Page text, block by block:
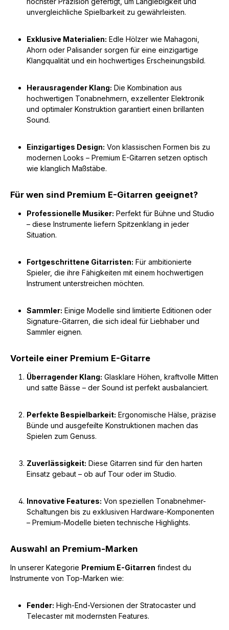
unvergleichliche Spielbarkeit zu gewährleisten.
Exklusive Materialien: Edle Hölzer wie Mahagoni,
Ahorn oder Palisander sorgen für eine einzigartige
Klangqualität und ein hochwertiges Erscheinungsbild.
Herausragender Klang: Die Kombination aus
hochwertigen Tonabnehmern, exzellenter Elektronik
und optimaler Konstruktion garantiert einen brillanten
Sound.
Einzigartiges Design: Von klassischen Formen bis zu
modernen Looks – Premium E-Gitarren setzen optisch
wie klanglich Maßstäbe.
Für wen sind Premium E-Gitarren geeignet?
Professionelle Musiker: Perfekt für Bühne und Studio
– diese Instrumente liefern Spitzenklang in jeder
Situation.
Fortgeschrittene Gitarristen: Für ambitionierte
Spieler, die ihre Fähigkeiten mit einem hochwertigen
Instrument unterstreichen möchten.
Sammler: Einige Modelle sind limitierte Editionen oder
Signature-Gitarren, die sich ideal für Liebhaber und
Sammler eignen.
Vorteile einer Premium E-Gitarre
Überragender Klang: Glasklare Höhen, kraftvolle Mitten
und satte Bässe – der Sound ist perfekt ausbalanciert.
Perfekte Bespielbarkeit: Ergonomische Hälse, präzise
Bünde und ausgefeilte Konstruktionen machen das
Spielen zum Genuss.
Zuverlässigkeit: Diese Gitarren sind für den harten
Einsatz gebaut – ob auf Tour oder im Studio.
Innovative Features: Von speziellen Tonabnehmer-
Schaltungen bis zu exklusiven Hardware-Komponenten
– Premium-Modelle bieten technische Highlights.
Auswahl an Premium-Marken
In unserer Kategorie Premium E-Gitarren findest du
Instrumente von Top-Marken wie:
Fender: High-End-Versionen der Stratocaster und
Telecaster mit modernsten Features.